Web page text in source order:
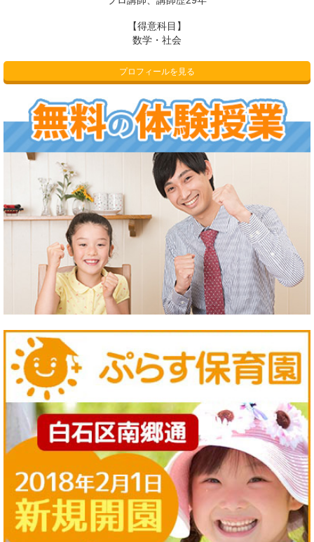
【得意科目】
数学・社会
プロフィールを見る